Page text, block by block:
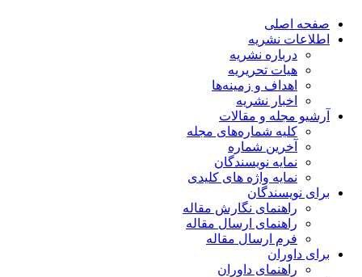
صفحه اصلی
اطلاعات نشریه
درباره نشریه
هیات تحریریه
اهداف و زمینه‌ها
اخبار نشریه
آرشیو مجله و مقالات
کلیه شماره‌های مجله
آخرین شماره
نمایه نویسندگان
نمایه واژه های کلیدی
برای نویسندگان
راهنمای نگارش مقاله
راهنمای ارسال مقاله
فرم ارسال مقاله
برای داوران
راهنمای داوران